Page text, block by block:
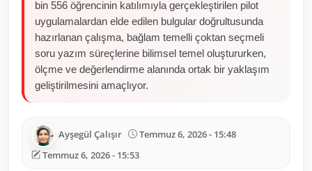
bin 556 öğrencinin katılımıyla gerçekleştirilen pilot
uygulamalardan elde edilen bulgular doğrultusunda
hazırlanan çalışma, bağlam temelli çoktan seçmeli
soru yazım süreçlerine bilimsel temel oluştururken,
ölçme ve değerlendirme alanında ortak bir yaklaşım
geliştirilmesini amaçlıyor.
Ayşegül Çalışır
Temmuz 6, 2026 - 15:48
Temmuz 6, 2026 - 15:53